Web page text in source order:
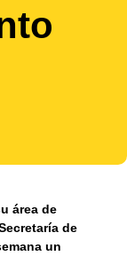
área de
de
un